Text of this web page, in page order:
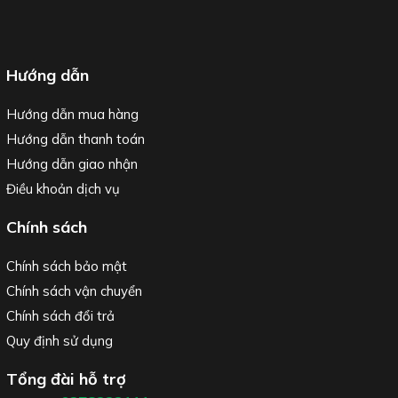
Hướng dẫn
Hướng dẫn mua hàng
Hướng dẫn thanh toán
Hướng dẫn giao nhận
Điều khoản dịch vụ
Chính sách
Chính sách bảo mật
Chính sách vận chuyển
Chính sách đổi trả
Quy định sử dụng
Tổng đài hỗ trợ